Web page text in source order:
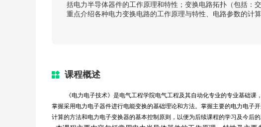
括电力半导体器件的工作原理和特性；变换电路拓扑（包括：
重点介绍各种电力变换电路的工作原理与特性、电路参数的计算
课程概述
《电力电子技术》是电气工程学院电气工程及其自动化专业的专业基础
掌握采用电力电子器件进行电能变换的基础理论和方法。掌握主要的电力电子
计算的方法和电力电子变换器的基本控制原则，以便为后续课程的学习及今后的